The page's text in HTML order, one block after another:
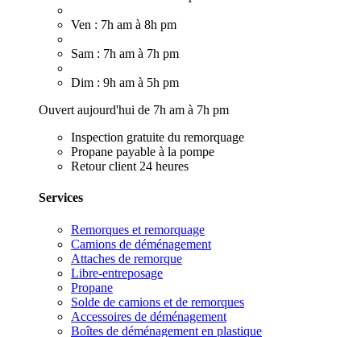
Ven : 7h am à 8h pm
Sam : 7h am à 7h pm
Dim : 9h am à 5h pm
Ouvert aujourd'hui de 7h am à 7h pm
Inspection gratuite du remorquage
Propane payable à la pompe
Retour client 24 heures
Services
Remorques et remorquage
Camions de déménagement
Attaches de remorque
Libre-entreposage
Propane
Solde de camions et de remorques
Accessoires de déménagement
Boîtes de déménagement en plastique